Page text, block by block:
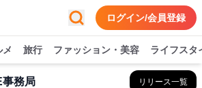
ログイン/会員登録
メ 旅行 ファッション・美容 ライフスタ
務局 リリース一覧